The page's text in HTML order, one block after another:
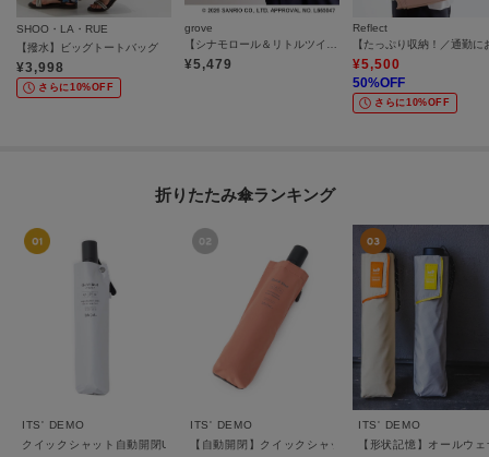
SHOO・LA・RUE
【撥水】ビッグトートバッグ
¥3,998
さらに10%OFF
grove
¥5,479
Reflect
¥5,500
50%OFF
さらに10%OFF
折りたたみ傘ランキング
ITS' DEMO
クイックシャット自動開閉UVブロック55cm 折りたたみ傘 日傘
ITS' DEMO
【自動開閉】クイックシャットジャンプ55cm 折りたた
ITS' DEMO
【形状記憶】オールウ